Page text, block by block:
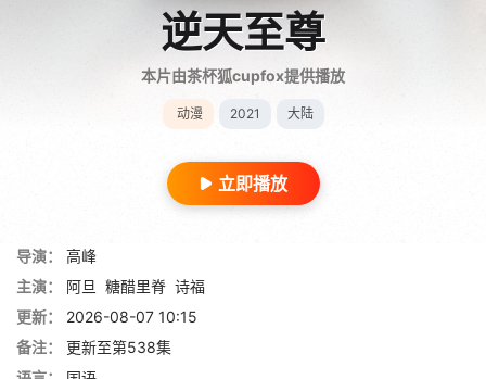
逆天至尊
本片由茶杯狐cupfox提供播放
动漫 2021 大陆
立即播放
导演：
高峰
主演：
阿旦 糖醋里脊 诗福
更新：
2026-08-07 10:15
备注：
更新至第538集